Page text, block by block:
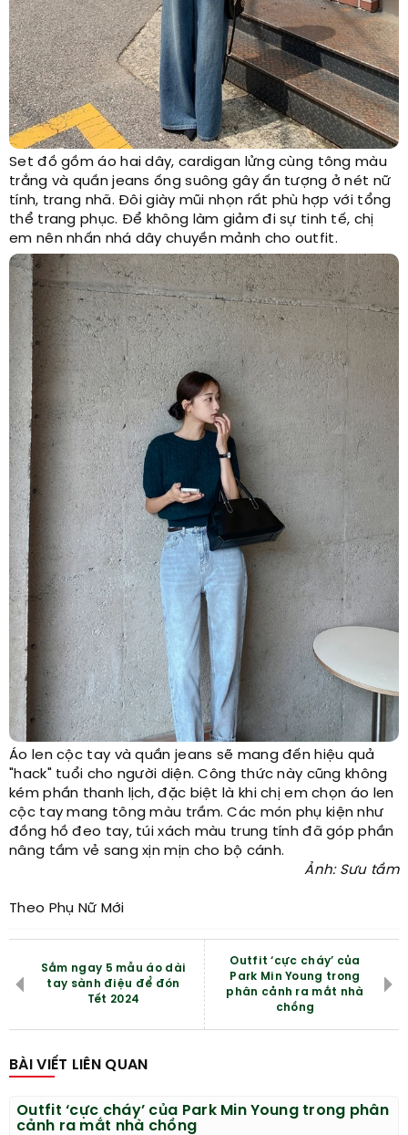
Set đồ gồm áo hai dây, cardigan lửng cùng tông màu
trắng và quần jeans ống suông gây ấn tượng ở nét nữ
tính, trang nhã. Đôi giày mũi nhọn rất phù hợp với tổng
thể trang phục. Để không làm giảm đi sự tinh tế, chị
em nên nhấn nhá dây chuyền mảnh cho outfit.
Áo len cộc tay và quần jeans sẽ mang đến hiệu quả
"hack" tuổi cho người diện. Công thức này cũng không
kém phần thanh lịch, đặc biệt là khi chị em chọn áo len
cộc tay mang tông màu trầm. Các món phụ kiện như
đồng hồ đeo tay, túi xách màu trung tính đã góp phần
nâng tầm vẻ sang xịn mịn cho bộ cánh.
Ảnh: Sưu tầm
Theo Phụ Nữ Mới
Sắm ngay 5 mẫu áo dài
tay sành điệu để đón
Tết 2024
Outfit ‘cực cháy’ của
Park Min Young trong
phân cảnh ra mắt nhà
chồng
BÀI VIẾT LIÊN QUAN
Outfit ‘cực cháy’ của Park Min Young trong phân
cảnh ra mắt nhà chồng